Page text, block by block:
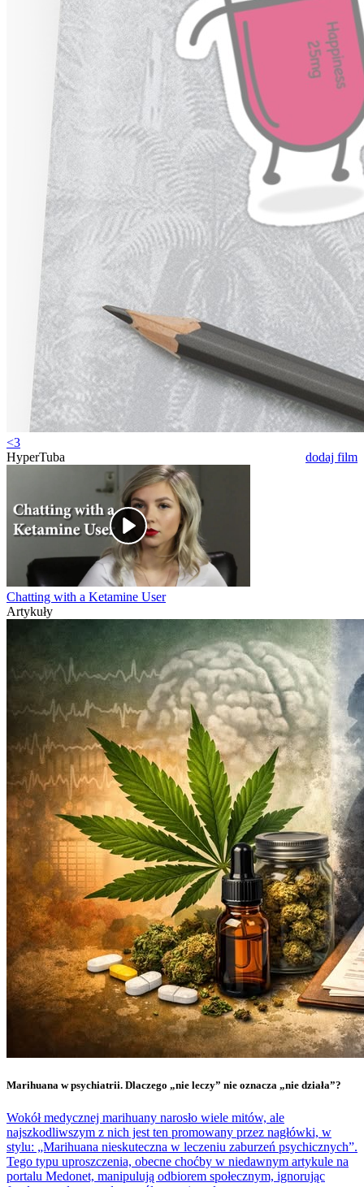
<3
HyperTuba
dodaj film
Chatting with a Ketamine User
Artykuły
Marihuana w psychiatrii. Dlaczego „nie leczy” nie oznacza „nie działa”?
Wokół medycznej marihuany narosło wiele mitów, ale
najszkodliwszym z nich jest ten promowany przez nagłówki, w
stylu: „Marihuana nieskuteczna w leczeniu zaburzeń psychicznych”.
Tego typu uproszczenia, obecne choćby w niedawnym artykule na
portalu Medonet, manipulują odbiorem społecznym, ignorując